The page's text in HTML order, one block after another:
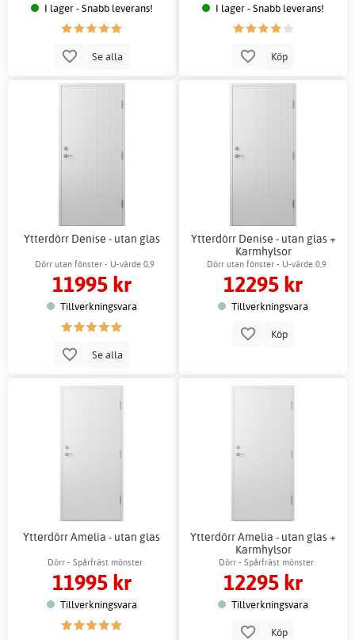
I lager - Snabb leverans!
Se alla
I lager - Snabb leverans!
Köp
Ytterdörr Denise - utan glas
Dörr utan fönster - U-värde 0,9
11995 kr
Tillverkningsvara
Se alla
Ytterdörr Denise - utan glas +
Karmhylsor
Dörr utan fönster - U-värde 0,9
12295 kr
Tillverkningsvara
Köp
Ytterdörr Amelia - utan glas
Dörr - Spårfräst mönster
11995 kr
Tillverkningsvara
Ytterdörr Amelia - utan glas +
Karmhylsor
Dörr - Spårfräst mönster
12295 kr
Tillverkningsvara
Köp